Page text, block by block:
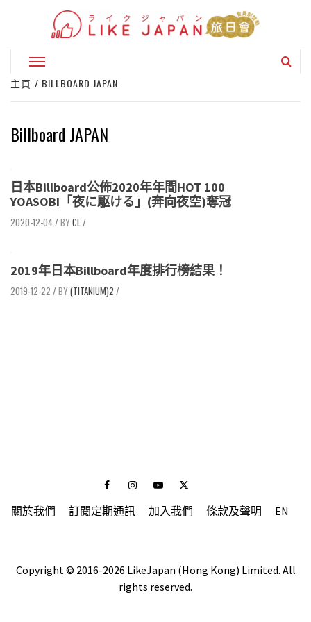
Primary
Menu
主頁 BILLBOARD JAPAN
Billboard JAPAN
日本Billboard公佈2020年年間HOT 100
YOASOBI「夜に駆ける」(奔向夜空)奪冠
2020-12-04/ CL /
2019年日本Billboard年度排行榜結果！
2019-12-22 / (TITANIUM)2 /
FacebookInstagramYoutubeTwitter
關於我們 訂閱定期通訊 加入我們 條款及聲明 EN
Copyright © 2016-2026 LikeJapan (Hong Kong) Limited. All
rights reserved.